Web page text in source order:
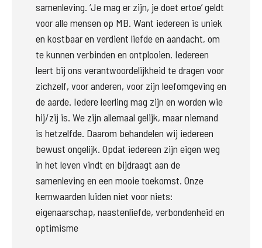
samenleving. ‘Je mag er zijn, je doet ertoe’ geldt
voor alle mensen op MB. Want iedereen is uniek
en kostbaar en verdient liefde en aandacht, om
te kunnen verbinden en ontplooien. Iedereen
leert bij ons verantwoordelijkheid te dragen voor
zichzelf, voor anderen, voor zijn leefomgeving en
de aarde. Iedere leerling mag zijn en worden wie
hij/zij is. We zijn allemaal gelijk, maar niemand
is hetzelfde. Daarom behandelen wij iedereen
bewust ongelijk. Opdat iedereen zijn eigen weg
in het leven vindt en bijdraagt aan de
samenleving en een mooie toekomst. Onze
kernwaarden luiden niet voor niets:
eigenaarschap, naastenliefde, verbondenheid en
optimisme